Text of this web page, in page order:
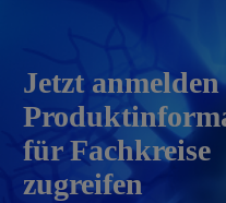
Jetzt
für Fachkreise
zugreifen